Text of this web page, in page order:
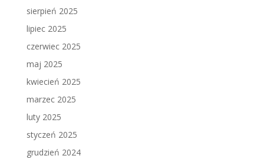
sierpień 2025
lipiec 2025
czerwiec 2025
maj 2025
kwiecień 2025
marzec 2025
luty 2025
styczeń 2025
grudzień 2024